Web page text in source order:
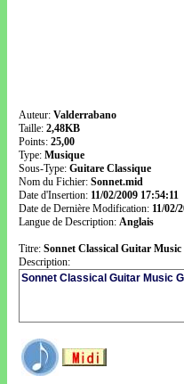
Auteur: Valderrabano
Taille: 2,48KB
Points: 25,00
Type: Musique
Sous-Type: Guitare Classique
Nom du Fichier: Sonnet.mid
Date d'Insertion: 11/02/2009 17:54:11
Date de Dernière Modification: 11/02/
Langue de Description: Anglais
Titre: Sonnet Classical Guitar
Description: